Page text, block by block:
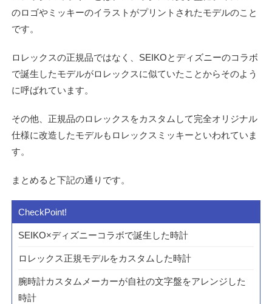
のロゴやミッキーのイラストがプリントされたモデルのこと
です。
ロレックスの正規品ではなく、SEIKOとディズニーのコラボ
で誕生したモデルがロレックスに似ていたことからそのよう
に呼ばれています。
その他、正規品のロレックスをカスタムして完全オリジナル
仕様に改造したモデルもロレックスミッキーといわれていま
す。
まとめると下記の通りです。
SEIKO×ディズニーコラボで誕生した時計
ロレックス正規モデルをカスタムした時計
腕時計カスタムメーカーが自社の文字盤をアレンジした
時計